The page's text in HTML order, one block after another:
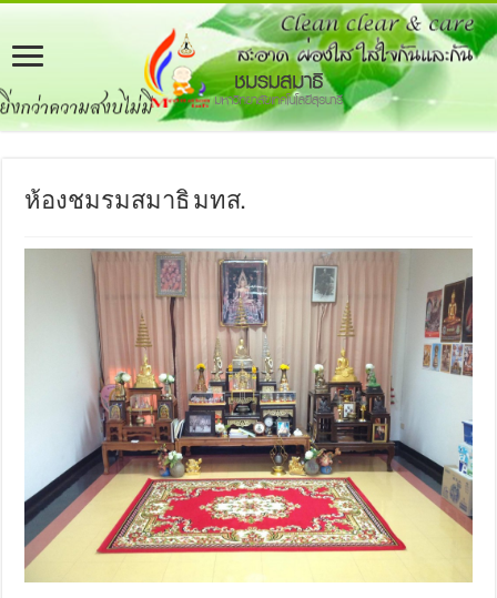
ห้องชมรมสมาธิ มทส.